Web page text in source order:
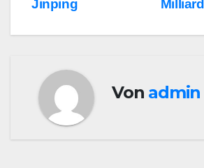
Jinping
Von admin